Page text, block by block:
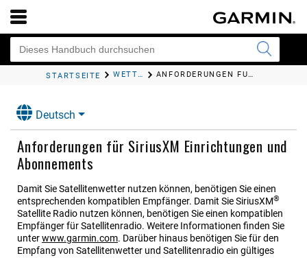
STARTSEITE WETTER SIRIUSXM ANFORDERUNGEN FÜR SIRIUSXM EINRICHTUNGEN UND ABONNEMENTS
Deutsch
Anforderungen für SiriusXM Einrichtungen und
Abonnements
Damit Sie Satellitenwetter nutzen können, benötigen Sie einen
entsprechenden kompatiblen Empfänger. Damit Sie SiriusXM®
Satellite Radio nutzen können, benötigen Sie einen kompatiblen
Empfänger für Satellitenradio. Weitere Informationen finden Sie
unterwww.garmin.com. Darüber hinaus benötigen Sie für den
Empfang von Satellitenwetter und Satellitenradio ein gültiges